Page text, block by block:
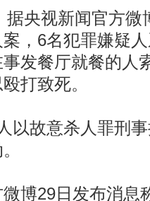
视新闻官方微
，6名犯罪嫌疑
发餐厅就餐的人
打致死。
故意杀人罪刑事
29日发布消息